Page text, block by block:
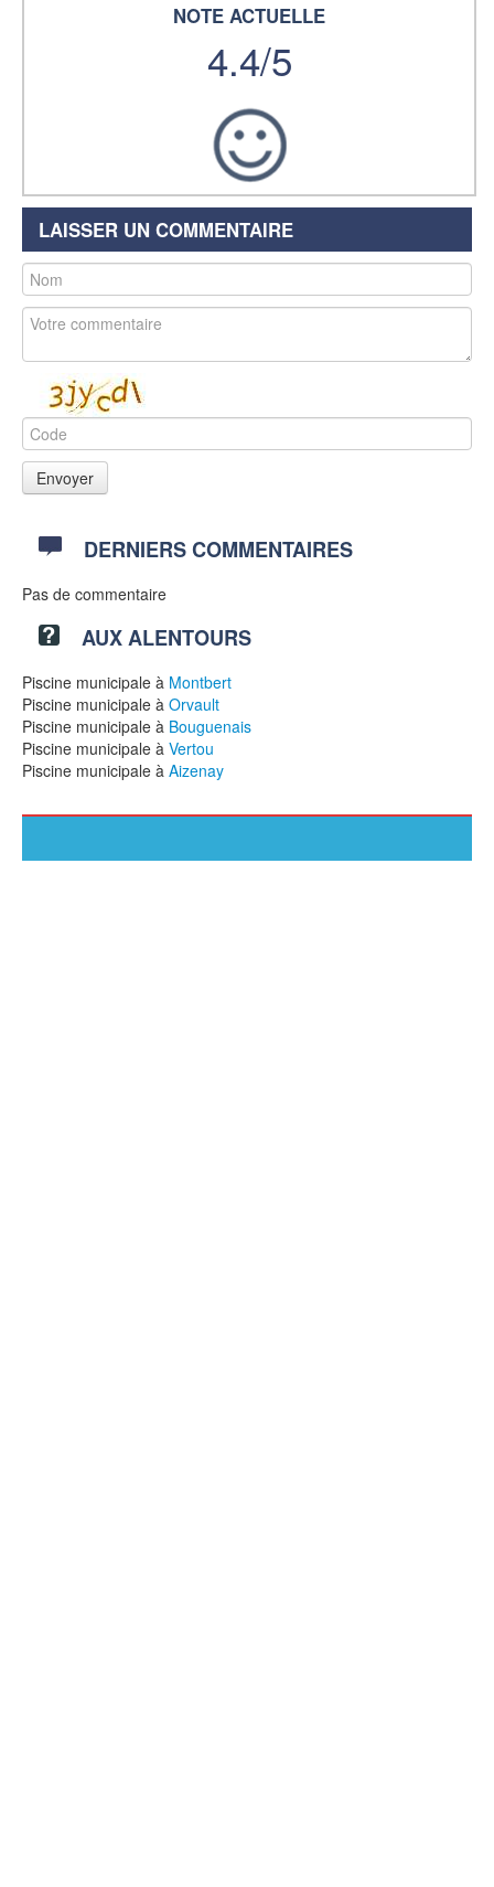
NOTE ACTUELLE
4.4/5
LAISSER UN COMMENTAIRE
DERNIERS COMMENTAIRES
Pas de commentaire
AUX ALENTOURS
Piscine municipale à Montbert
Piscine municipale à Orvault
Piscine municipale à Bouguenais
Piscine municipale à Vertou
Piscine municipale à Aizenay